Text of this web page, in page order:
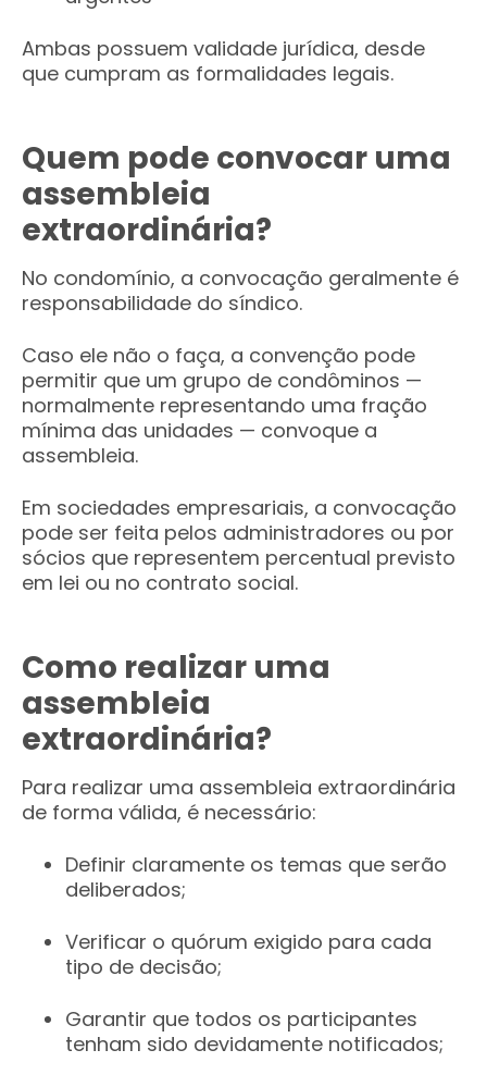
Ambas possuem validade jurídica, desde
que cumpram as formalidades legais.
Quem pode convocar uma
assembleia
extraordinária?
No condomínio, a convocação geralmente é
responsabilidade do síndico.
Caso ele não o faça, a convenção pode
permitir que um grupo de condôminos —
normalmente representando uma fração
mínima das unidades — convoque a
assembleia.
Em sociedades empresariais, a convocação
pode ser feita pelos administradores ou por
sócios que representem percentual previsto
em lei ou no contrato social.
Como realizar uma
assembleia
extraordinária?
Para realizar uma assembleia extraordinária
de forma válida, é necessário:
Definir claramente os temas que serão
deliberados;
Verificar o quórum exigido para cada
tipo de decisão;
Garantir que todos os participantes
tenham sido devidamente notificados;